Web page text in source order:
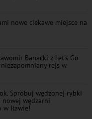
nowe ciekawe miejsce na
Banacki z Let's Go
niezapomniany rejs w
Spróbuj wędzonej rybki
wędzarni
w Iławie!